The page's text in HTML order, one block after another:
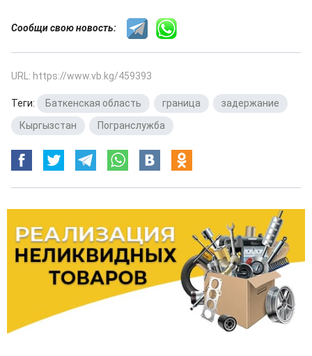
Сообщи свою новость:
URL: https://www.vb.kg/459393
Теги: Баткенская область граница задержание
Кыргызстан
Погранслужба